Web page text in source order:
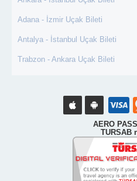
Adana - İzmir Uçak Bileti
Antalya - İstanbul Uçak Bileti
Trabzon - Ankara Uçak Bileti
AERO
TURSAB